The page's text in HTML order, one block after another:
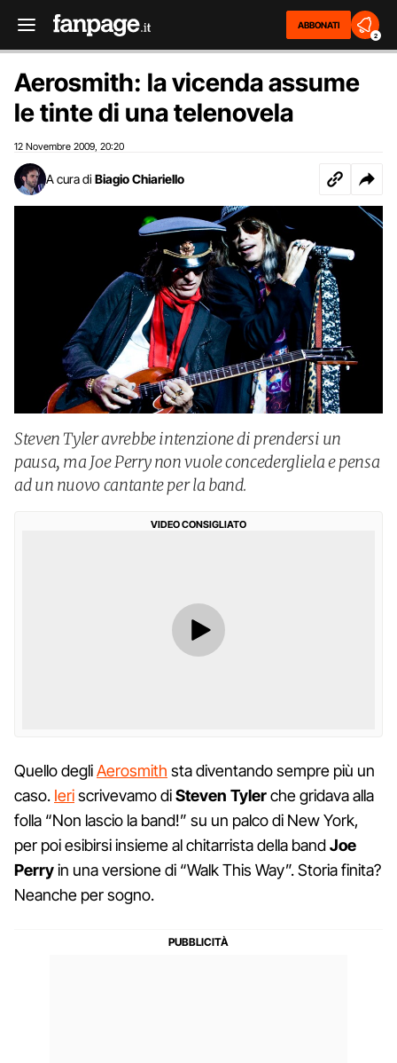
ABBONATI
2
Aerosmith: la vicenda assume
le tinte di una telenovela
12 Novembre 2009 20:20
A cura di Biagio Chiariello
Steven Tyler avrebbe intenzione di prendersi un
pausa, ma Joe Perry non vuole concedergliela e pensa
ad un nuovo cantante per la band.
VIDEO CONSIGLIATO
Quello degliAerosmith sta diventando sempre più un
caso. Ieriscrivevamo diSteven Tylerche gridava alla
folla “Non lascio la band!” su un palco di New York,
per poi esibirsi insieme al chitarrista della bandJoe
Perryin una versione di “Walk This Way”. Storia finita?
Neanche per sogno.